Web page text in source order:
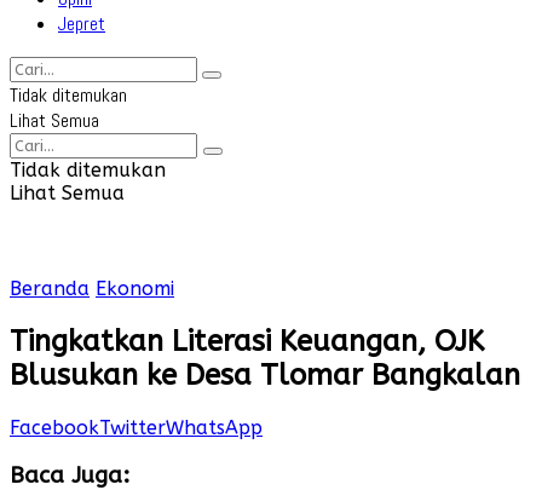
Jepret
Tidak ditemukan
Lihat Semua
Tidak ditemukan
Lihat Semua
Beranda Ekonomi
Tingkatkan Literasi Keuangan, OJK
Blusukan ke Desa Tlomar Bangkalan
FacebookTwitterWhatsApp
Baca Juga: